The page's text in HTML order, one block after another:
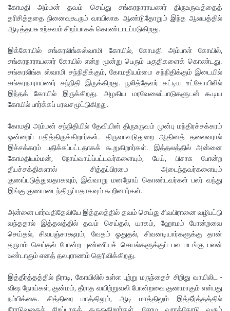
கோமதி அம்மன் தவம் செய்து சங்கரநாராயணர் திருஉருவத்தைத்
தரிசித்ததை நினைவுகூரும் வாயிலாக ஆண்டுதோறும் இந்த ஆலயத்தில்
ஆடித்தபசு உற்சவம் சிறப்பாகக் கொண்டாடப்படுகிறது.
இக்கோயில் சங்கரலிங்கஸ்வாமி கோயில், கோமதி அம்பாள் கோயில்,
சங்கரநாராயணர் கோயில் என்ற மூன்று பெரும் பகுதிகளைக் கொண்டது.
சங்கரலிங்க ஸ்வாமி சந்நிதிக்கும், கோமதியம்மை சந்நிதிக்கும் இடையில்
சங்கரநாராயணர் சந்நிதி இருக்கிறது. பூலித்தேவர் கட்டிய உட்கோயிலில்
இந்தக் கோயில் இருக்கிறது. அழகிய மரவேலைப்பாடுகளுடன் கூடிய
கோயில் பார்க்கப் பரவசமூட்டுகிறது.
கோமதி அம்மன் சந்நிதியில் தேவியின் திருஉருவம் முன்பு மந்திரச்சக்கரம்
ஒன்றைப் பதித்திருக்கிறார்கள். திருவாவடுதுறை ஆதினத் தலைவரால்
இச்சக்கரம் பதிக்கப்பட்டதாகக் கூறுகிறார்கள். இத்தலத்தில் அன்னை
கோமதியம்மன், நோய்வாய்ப்பட்டவர்களையும், பேய், பிசாசு போன்ற
தீயச்சக்திகளால் சித்தப்பிரமை அடைந்தவர்களையும்
குணப்படுத்துவதாகவும், இவ்வாறு மனநோய் கொண்டவர்கள் பலர் வந்து
இங்கு குணமடைந்திருப்பதாகவும் கூறினார்கள்.
அன்னை பார்வதிதேவியே இத்தலத்தில் தவம் செய்து சிவபிரானை வழிபட்டு
வந்ததால் இத்தலத்தில் தவம் செய்தல், யாகம், ஹோமம் போன்றவை
செய்தல், சிவபஞ்சாக்ஷரம், வேதம் ஓதுதல், சிவனடியார்களுக்கு தான்
தருமம் செய்தல் போன்ற புண்ணியச் செயல்களுக்குப் பல மடங்கு பலன்
உண்டாகும் எனத் தலபுராணம் தெரிவிக்கிறது.
இத்தீர்த்தத்தில் நீராடி, கோயிலில் உள்ள புற்று மருந்தைச் சிறிது வாயிலிட -
விஷ நோய்கள், குன்மம், தீராத வயிற்றுவலி போன்றவை குணமாகும் என்பது
நம்பிக்கை. சித்திரை மாத்திலும், ஆடி மாத்திலும் இத்தீர்த்தத்தில்
நீராடுவதைச் சிறப்பாகக் கருதுகிறார்கள். சோம வாரத்தோடு வரும்